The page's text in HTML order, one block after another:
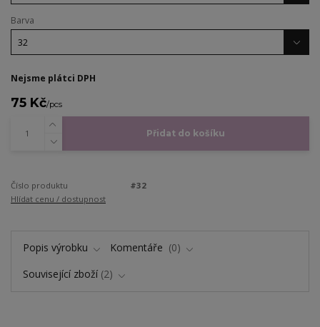
Barva
Nejsme plátci DPH
75 Kč/pcs
Přidat do košíku
Číslo produktu
#32
Hlídat cenu / dostupnost
Popis výrobku Komentáře
0
Související zboží 2